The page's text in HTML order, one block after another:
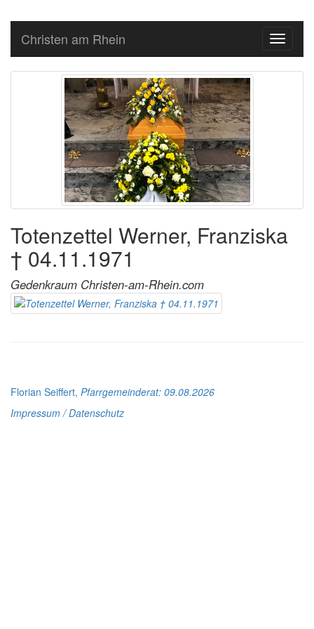
Toggle
Christen am Rhein
Totenzettel Werner, Franziska
† 04.11.1971
Gedenkraum Christen-am-Rhein.com
Florian Seiffert, Pfarrgemeinderat: 09.08.2026
Impressum / Datenschutz